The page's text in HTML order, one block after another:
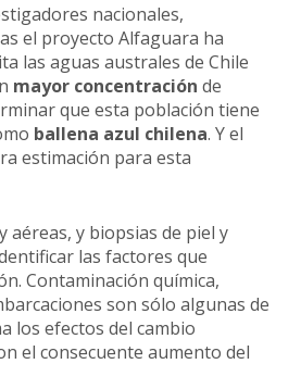
nacionales,
el proyecto Alfaguara ha
las aguas australes de Chile
mayor concentración de
que esta población tiene
ballena azul chilena. Y el
estimación para esta
y biopsias de piel y
las factores que
Contaminación química,
son sólo algunas de
los efectos del cambio
el consecuente aumento del